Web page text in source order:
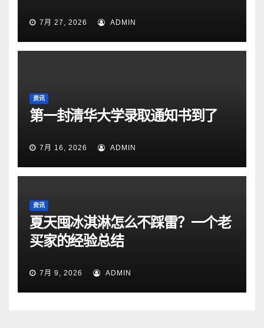
7月 27, 2026 ADMIN
资讯
第一封清华大学录取通知书到了
7月 16, 2026 ADMIN
资讯
夏天囤冰淇淋怎么不踩雷？一个老
买家的经验总结
7月 9, 2026 ADMIN